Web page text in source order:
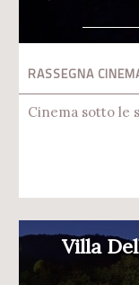
RASSEGNA
Cinema sotto le
Villa